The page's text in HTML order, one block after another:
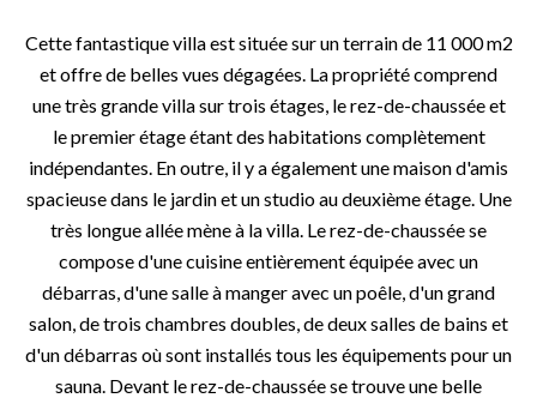
Cette fantastique villa est située sur un terrain de 11 000 m2
et offre de belles vues dégagées. La propriété comprend
une très grande villa sur trois étages, le rez-de-chaussée et
le premier étage étant des habitations complètement
indépendantes. En outre, il y a également une maison d'amis
spacieuse dans le jardin et un studio au deuxième étage. Une
très longue allée mène à la villa. Le rez-de-chaussée se
compose d'une cuisine entièrement équipée avec un
débarras, d'une salle à manger avec un poêle, d'un grand
salon, de trois chambres doubles, de deux salles de bains et
d'un débarras où sont installés tous les équipements pour un
sauna. Devant le rez-de-chaussée se trouve une belle